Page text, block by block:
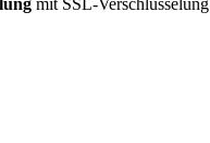
mit SSL-Verschlüsselung